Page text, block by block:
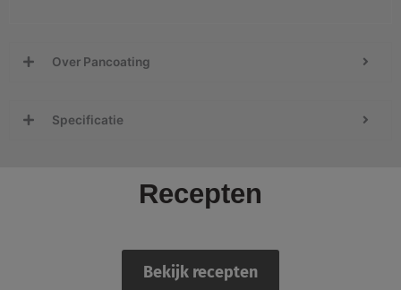
Over Pancoating
Specificatie
Recepten
Bekijk recepten